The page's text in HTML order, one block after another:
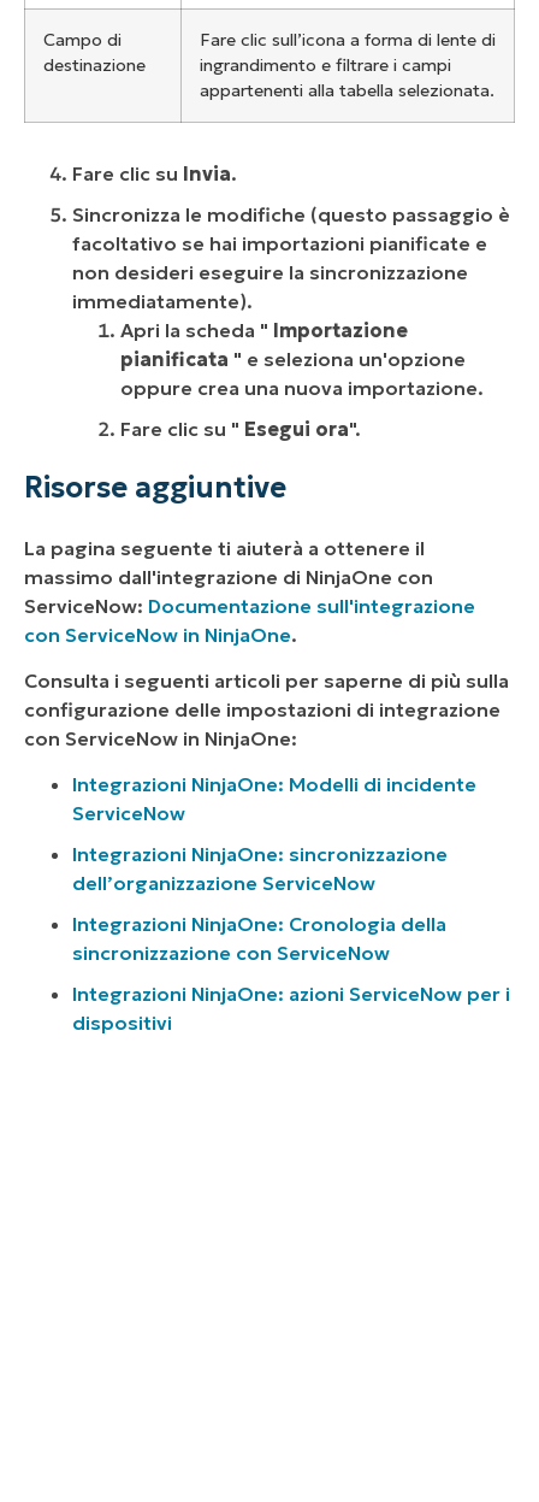
Campo di
destinazione
Fare clic sull’icona a forma di lente di
ingrandimento e filtrare i campi
appartenenti alla tabella selezionata.
Fare clic su Invia.
Sincronizza le modifiche (questo passaggio è
facoltativo se hai importazioni pianificate e
non desideri eseguire la sincronizzazione
immediatamente).
Apri la scheda " Importazione
pianificata " e seleziona un'opzione
oppure crea una nuova importazione.
Fare clic su " Esegui ora".
Risorse aggiuntive
La pagina seguente ti aiuterà a ottenere il
massimo dall'integrazione di NinjaOne con
ServiceNow: Documentazione sull'integrazione
con ServiceNow in NinjaOne.
Consulta i seguenti articoli per saperne di più sulla
configurazione delle impostazioni di integrazione
con ServiceNow in NinjaOne:
Integrazioni NinjaOne: Modelli di incidente
ServiceNow
Integrazioni NinjaOne: sincronizzazione
dell’organizzazione ServiceNow
Integrazioni NinjaOne: Cronologia della
sincronizzazione con ServiceNow
Integrazioni NinjaOne: azioni ServiceNow per i
dispositivi